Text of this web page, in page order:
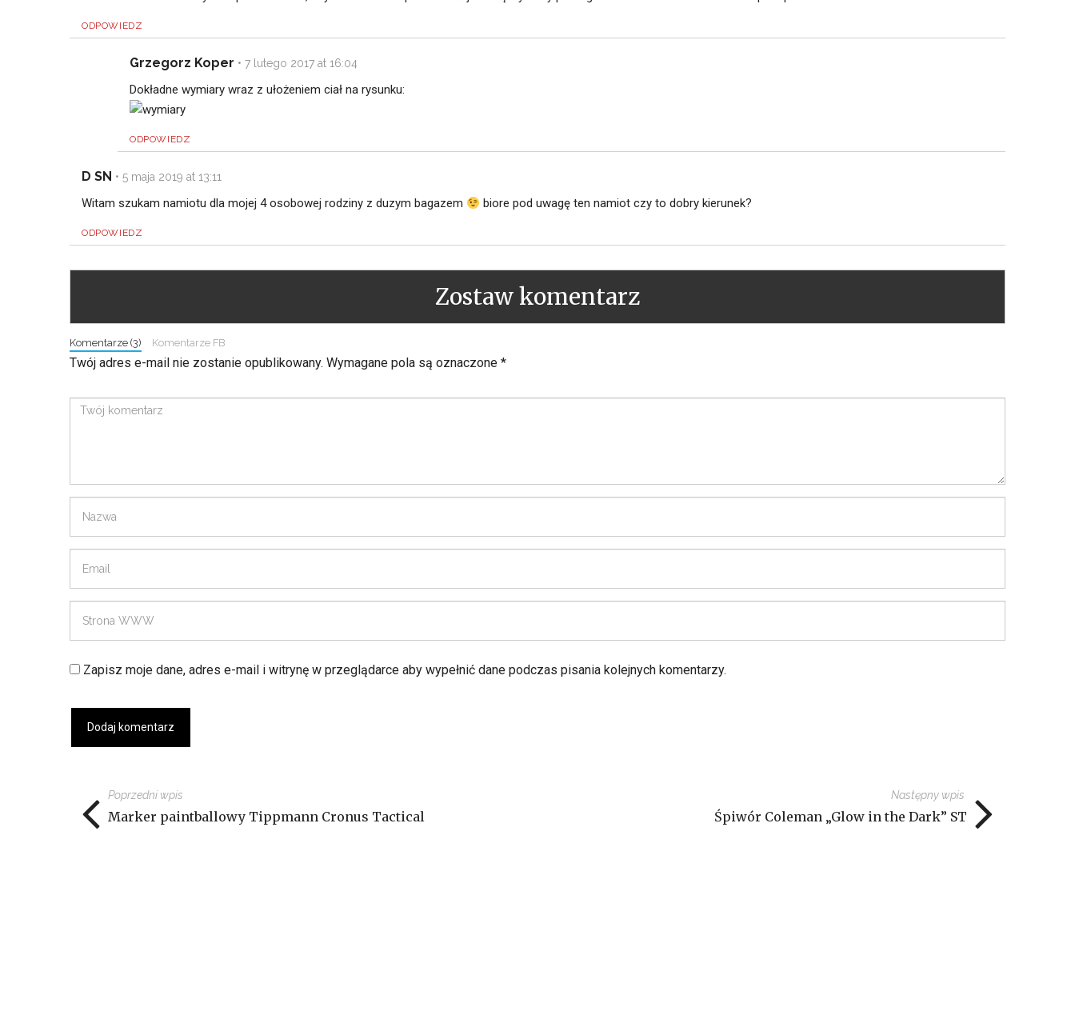
ODPOWIEDZ
Grzegorz Koper • 7 lutego 2017 at 16:04
Dokładne wymiary wraz z ułożeniem ciał na rysunku:
ODPOWIEDZ
D SN • 5 maja 2019 at 13:11
Witam szukam namiotu dla mojej 4 osobowej rodziny z duzym bagazem biore pod uwagę ten namiot czy to dobry kierunek?
ODPOWIEDZ
Zostaw komentarz
Komentarze (3) Komentarze FB
Twój adres e-mail nie zostanie opublikowany. Wymagane pola są oznaczone *
Zapisz moje dane, adres e-mail i witrynę w przeglądarce aby wypełnić dane podczas pisania kolejnych komentarzy.
Poprzedni wpis
Marker paintballowy Tippmann Cronus Tactical
Następny wpis
Śpiwór Coleman „Glow in the Dark” ST